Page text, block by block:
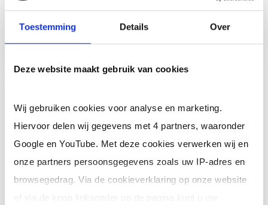
Toestemming Details Over
Deze website maakt gebruik van cookies
Wij gebruiken cookies voor analyse en marketing.
Hiervoor delen wij gegevens met 4 partners, waaronder
Google en YouTube. Met deze cookies verwerken wij en
onze partners persoonsgegevens zoals uw IP-adres en
browsegedrag. Via de cookieverklaring op onze website
voor u aan de slag gaat.
Meer informatie
freelance of ZZP
professional (of ik wil in
loondienst)